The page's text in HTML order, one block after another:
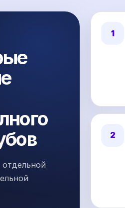
1
2